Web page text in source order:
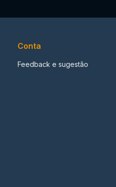
Conta
Feedback e sugestão